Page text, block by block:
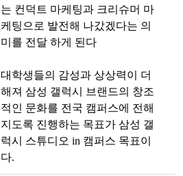
는 컨덕트 마케팅과 크리슈머 마
케팅으로 발전해 나갔겠다는 의
미를 전달 하게 된다
대학생들의 감성과 상상력이 더
해져 삼성 갤럭시 브랜드의 창조
적인 문화를 전국 캠퍼스에 전해
지도록 진행하는 목표가 삼성 갤
럭시 스튜디오 in 캠퍼스 목표이
다.